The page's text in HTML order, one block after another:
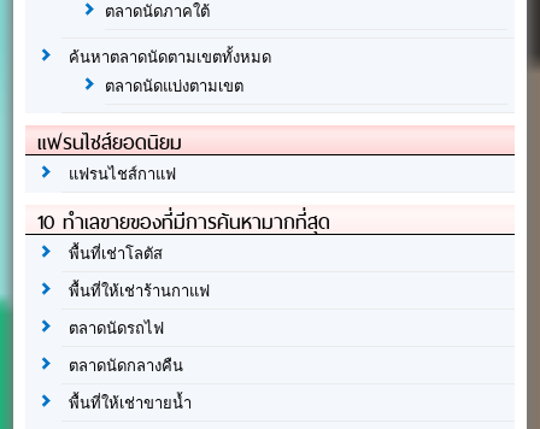
ตลาดนัดภาคใต้
ค้นหาตลาดนัดตามเขตทั้งหมด
ตลาดนัดแบ่งตามเขต
แฟรนไชส์ยอดนิยม
แฟรนไชส์กาแฟ
10 ทำเลขายของที่มีการค้นหามากที่สุด
พื้นที่เช่าโลตัส
พื้นที่ให้เช่าร้านกาแฟ
ตลาดนัดรถไฟ
ตลาดนัดกลางคืน
พื้นที่ให้เช่าขายน้ำ